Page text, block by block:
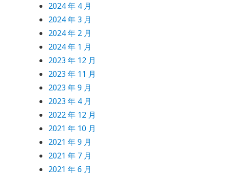
2024 年 4 月
2024 年 3 月
2024 年 2 月
2024 年 1 月
2023 年 12 月
2023 年 11 月
2023 年 9 月
2023 年 4 月
2022 年 12 月
2021 年 10 月
2021 年 9 月
2021 年 7 月
2021 年 6 月